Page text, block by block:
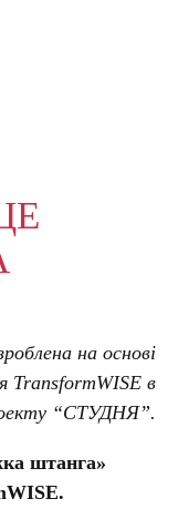
на основі
TransformWISE в
“СТУДНЯ”.
штанга»